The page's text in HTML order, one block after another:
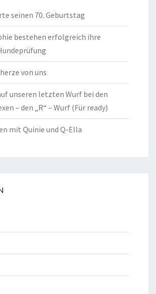
seinen 70. Geburtstag
bestehen erfolgreich ihre
von uns
unseren letzten Wurf bei den
– den „R“ – Wurf (Für ready)
mit Quinie und Q-Ella